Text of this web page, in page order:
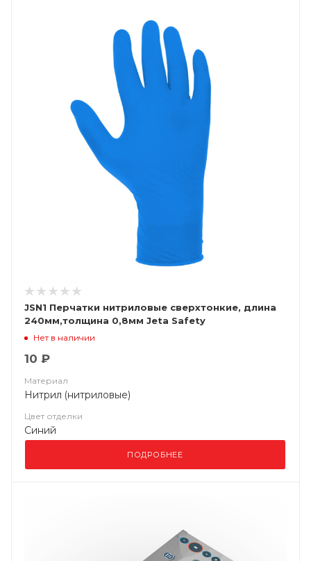
JSN1 Перчатки нитриловые сверхтонкие, длина
240мм,толщина 0,8мм Jeta Safety
Нет в наличии
10 ₽
Материал
Нитрил (нитриловые)
Цвет отделки
Синий
ПОДРОБНЕЕ